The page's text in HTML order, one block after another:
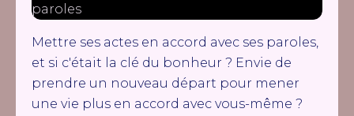
Mettre ses actes en accord avec ses paroles,
et si c'était la clé du bonheur ? Envie de
prendre un nouveau départ pour mener
une vie plus en accord avec vous-même ?